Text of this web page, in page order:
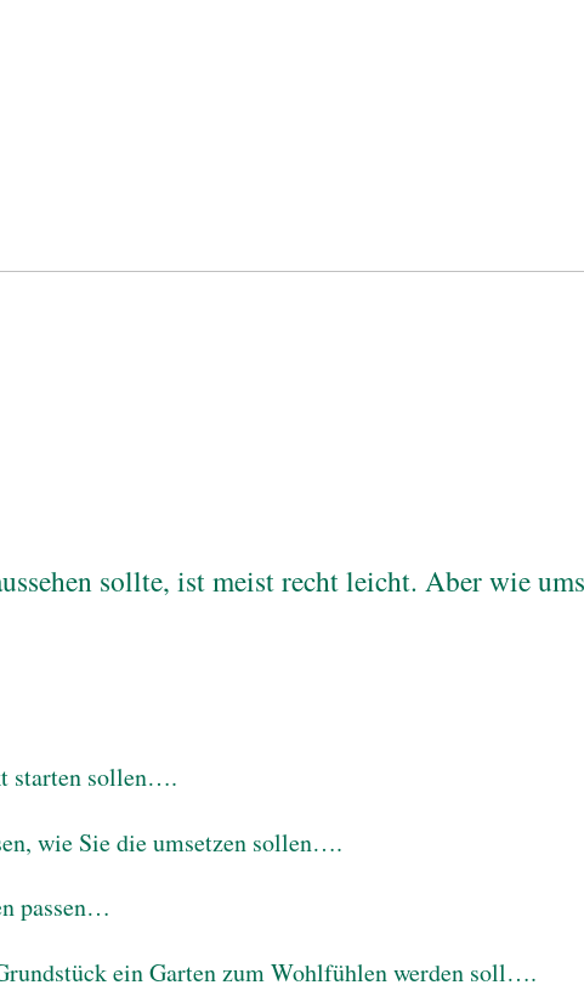
sollte, ist meist recht leicht. Aber wie
starten sollen….
wie Sie die umsetzen sollen….
passen…
ein Garten zum Wohlfühlen werden soll….